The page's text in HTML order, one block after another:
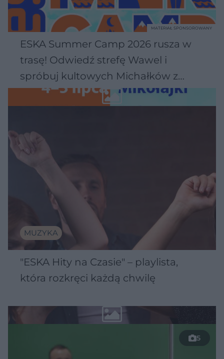
ESKA Summer Camp 2026 rusza w
trasę! Odwiedź strefę Wawel i
spróbuj kultowych Michałków z
Wawelu
MATERIAŁ SPONSOROWANY
MUZYKA
"ESKA Hity na Czasie" – playlista,
która rozkręci każdą chwilę
5